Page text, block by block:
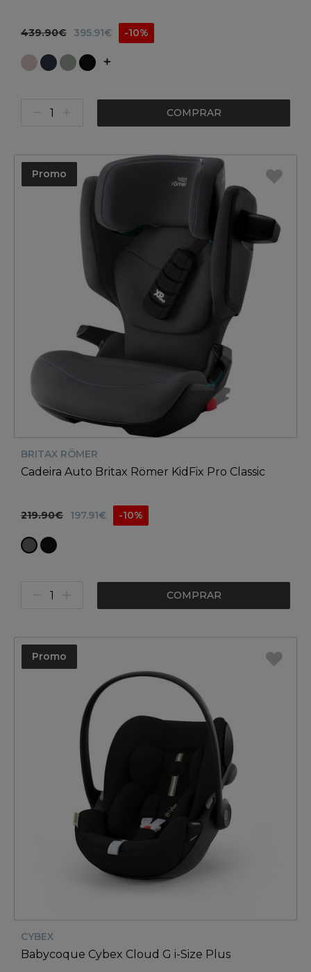
439.90€ 395.91€ -10%
COMPRAR
Promo
BRITAX RÖMER
Cadeira Auto Britax Römer KidFix Pro Classic
219.90€ 197.91€ -10%
COMPRAR
Promo
CYBEX
Babycoque Cybex Cloud G i-Size Plus